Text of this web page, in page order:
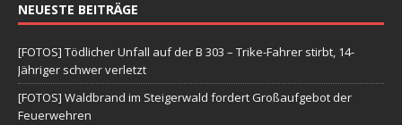
NEUESTE BEITRÄGE
[FOTOS] Tödlicher Unfall auf der B 303 – Trike-Fahrer stirbt, 14-
Jähriger schwer verletzt
[FOTOS] Waldbrand im Steigerwald fordert Großaufgebot der
Feuerwehren